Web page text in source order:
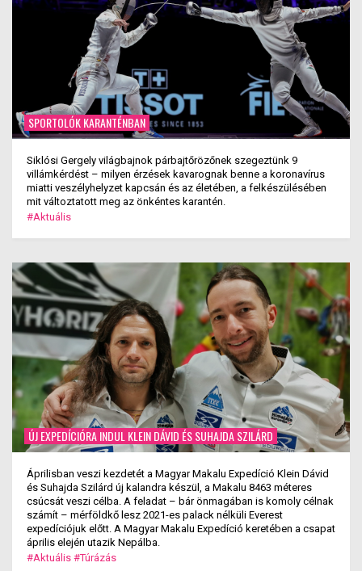
SPORTOLÓK KARANTÉNBAN
Siklósi Gergely világbajnok párbajtőrözőnek szegeztünk 9
villámkérdést – milyen érzések kavarognak benne a koronavírus
miatti veszélyhelyzet kapcsán és az életében, a felkészülésében
mit változtatott meg az önkéntes karantén.
#Aktuális
ÚJ EXPEDÍCIÓRA INDUL KLEIN DÁVID ÉS SUHAJDA SZILÁRD
Áprilisban veszi kezdetét a Magyar Makalu Expedíció Klein Dávid
és Suhajda Szilárd új kalandra készül, a Makalu 8463 méteres
csúcsát veszi célba. A feladat – bár önmagában is komoly célnak
számít – mérföldkő lesz 2021-es palack nélküli Everest
expedíciójuk előtt. A Magyar Makalu Expedíció keretében a csapat
április elején utazik Nepálba.
#Aktuális #Túrázás